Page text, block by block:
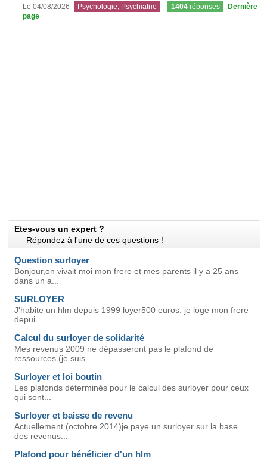
Le 04/08/2026 Psychologie, Psychiatrie 1404 réponses
Dernière
page
Etes-vous un expert ?
Répondez à l'une de ces questions !
Question surloyer
Bonjour,on vivait moi mon frere et mes parents il y a 25 ans
dans un a...
SURLOYER
J'habite un hlm depuis 1999 loyer500 euros. je loge mon frere
depui...
Calcul du surloyer de solidarité
Mes revenus 2009 ne dépasseront pas le plafond de
ressources (je suis...
Surloyer et loi boutin
Les plafonds déterminés pour le calcul des surloyer pour ceux
qui sont...
Surloyer et baisse de revenu
Actuellement (octobre 2014)je paye un surloyer sur la base
des revenus...
Plafond pour bénéficier d'un hlm